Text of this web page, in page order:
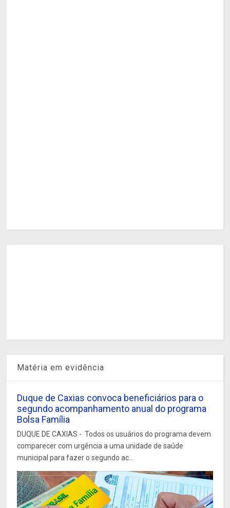
Matéria em evidência
Duque de Caxias convoca beneficiários para o
segundo acompanhamento anual do programa
Bolsa Família
DUQUE DE CAXIAS - Todos os usuários do programa devem
comparecer com urgência a uma unidade de saúde
municipal para fazer o segundo ac...